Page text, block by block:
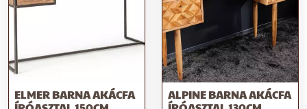
ELMER BARNA AKÁCFA
ALPINE BARNA AKÁCFA